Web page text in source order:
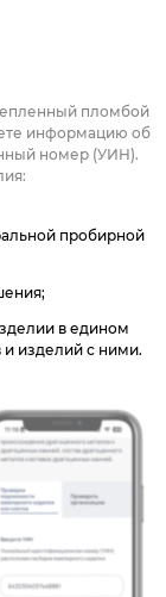
пломбой
информацию об
номер (УИН).
пробирной
в едином
изделий с ними.